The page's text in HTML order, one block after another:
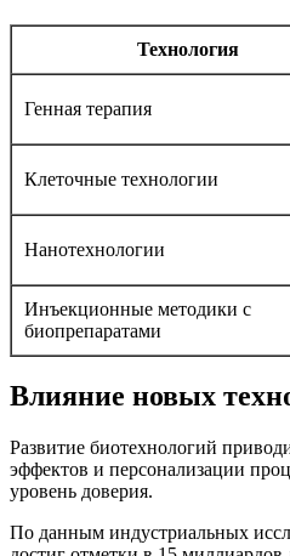
Технология
Генная терапия
Клеточные технологии
Нанотехнологии
Инъекционные методики с
биопрепаратами
Влияние новых
Развитие биотехнологий
эффектов и персонализации
уровень доверия.
По данным индустриальных